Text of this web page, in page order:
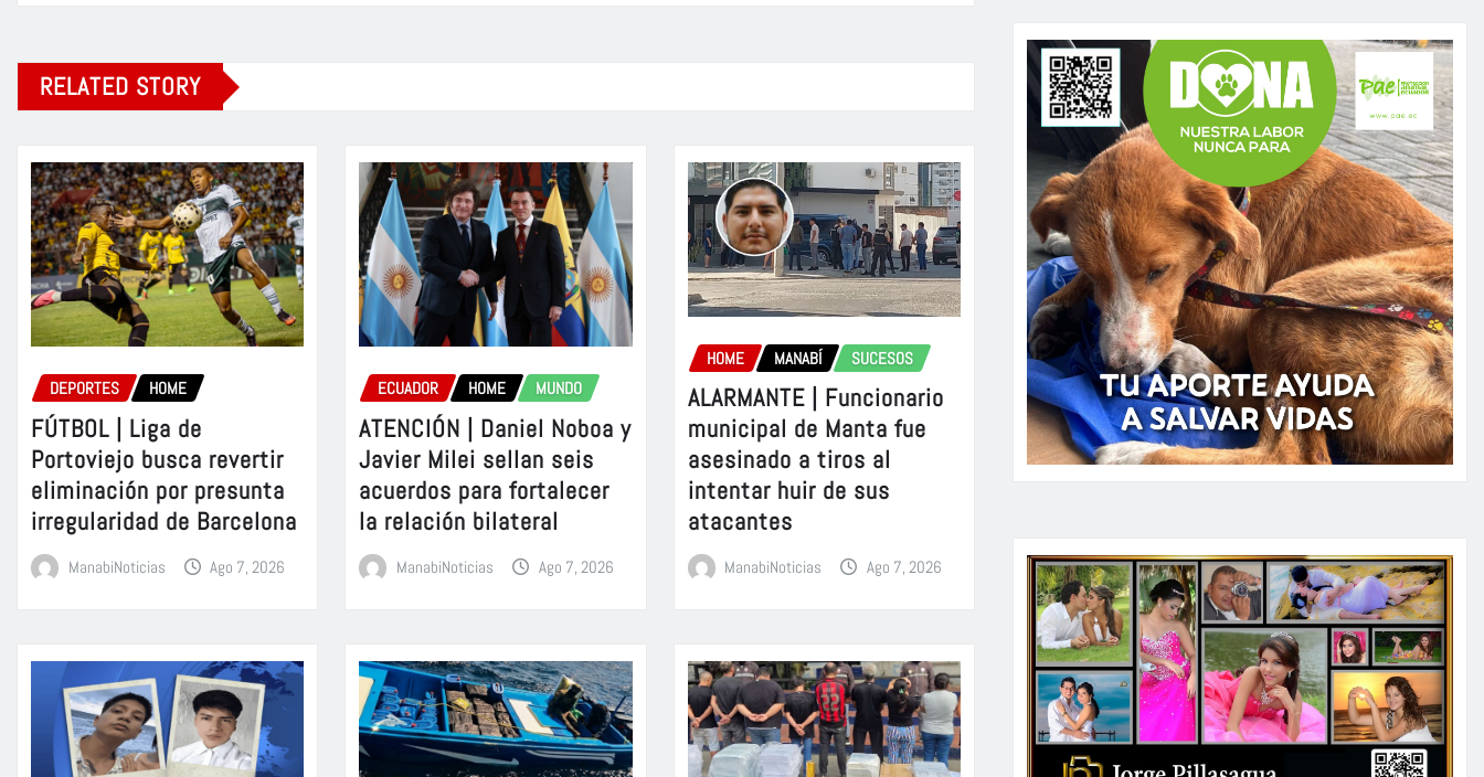
RELATED STORY
DEPORTES HOME
FÚTBOL | Liga de
Portoviejo busca revertir
eliminación por presunta
irregularidad de Barcelona
ManabiNoticias Ago 7, 2026
ECUADOR HOME MUNDO
ATENCIÓN | Daniel Noboa y
Javier Milei sellan seis
acuerdos para fortalecer
la relación bilateral
ManabiNoticias Ago 7, 2026
HOME MANABÍ SUCESOS
ALARMANTE | Funcionario
municipal de Manta fue
asesinado a tiros al
intentar huir de sus
atacantes
ManabiNoticias Ago 7, 2026